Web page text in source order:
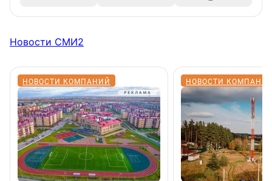
Новости СМИ2
НОВОСТИ КОМПАНИЙ НОВОСТИ